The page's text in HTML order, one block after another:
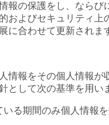
報の保護をし、なら
およびセキュリティ
に合わせて更新されま
情報をその個人情報
として次の基準を用い
る期間のみ個人情報を